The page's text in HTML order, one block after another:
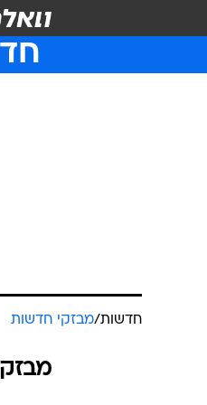
חדשות/מבזקי חדשות
מבזקי